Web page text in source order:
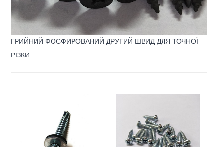
ГРИЙНИЙ ФОСФИРОВАНИЙ ДРУГИЙ ШВИД ДЛЯ ТОЧНОЇ
РІЗКИ